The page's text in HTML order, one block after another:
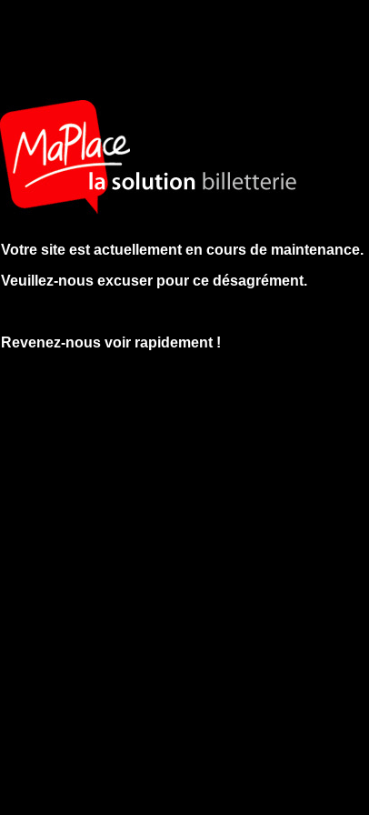
Votre site est actuellement en cours de maintenance.
Veuillez-nous excuser pour ce désagrément.
Revenez-nous voir rapidement !